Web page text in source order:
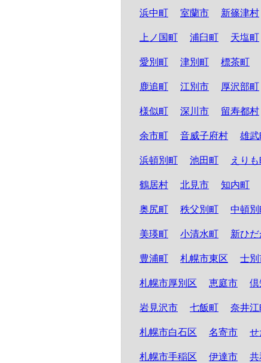
浜中町
室蘭市 新篠津村
上ノ国町 浦臼町 天塩町
愛別町 津別町 標茶町
鹿追町 江別市 厚沢部町
様似町 深川市 留寿都村
余市町 音威子府村 雄武
浜頓別町 池田町 えり
鶴居村 北見市 知内町
奥尻町 秩父別町 中頓別
美瑛町 小清水町 新ひ
豊浦町 札幌市東区 士別
札幌市厚別区 恵庭市 倶
岩見沢市 七飯町 奈井江
札幌市白石区 名寄市 せ
札幌市手稲区 伊達市 共